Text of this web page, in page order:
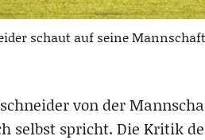
schaut auf seine
von der
selbst spricht. Die Kritik